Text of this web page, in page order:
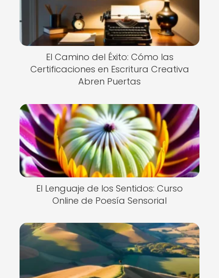
El Camino del Éxito: Cómo las
Certificaciones en Escritura Creativa
Abren Puertas
El Lenguaje de los Sentidos: Curso
Online de Poesía Sensorial